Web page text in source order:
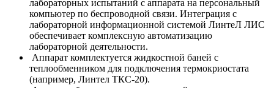
лабораторных испытаний с аппарата на персональный
компьютер по беспроводной связи. Интеграция с
лабораторной информационной системой ЛинтеЛ ЛИС
обеспечивает комплексную автоматизацию
лабораторной деятельности.
Аппарат комплектуется жидкостной баней с
теплообменником для подключения термокриостата
(например, Линтел ТКС-20).